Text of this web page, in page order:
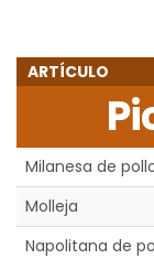
ARTÍCULO
Milanesa de
Molleja
Napolitana de